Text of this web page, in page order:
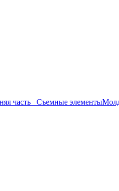
часть_ Съемные элементы